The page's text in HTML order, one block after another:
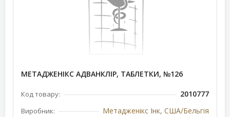
МЕТАДЖЕНІКС АДВАНКЛІР, ТАБЛЕТКИ, №126
Код товару: 2010777
Виробник: Метадженікс Інк, США/Бельгія